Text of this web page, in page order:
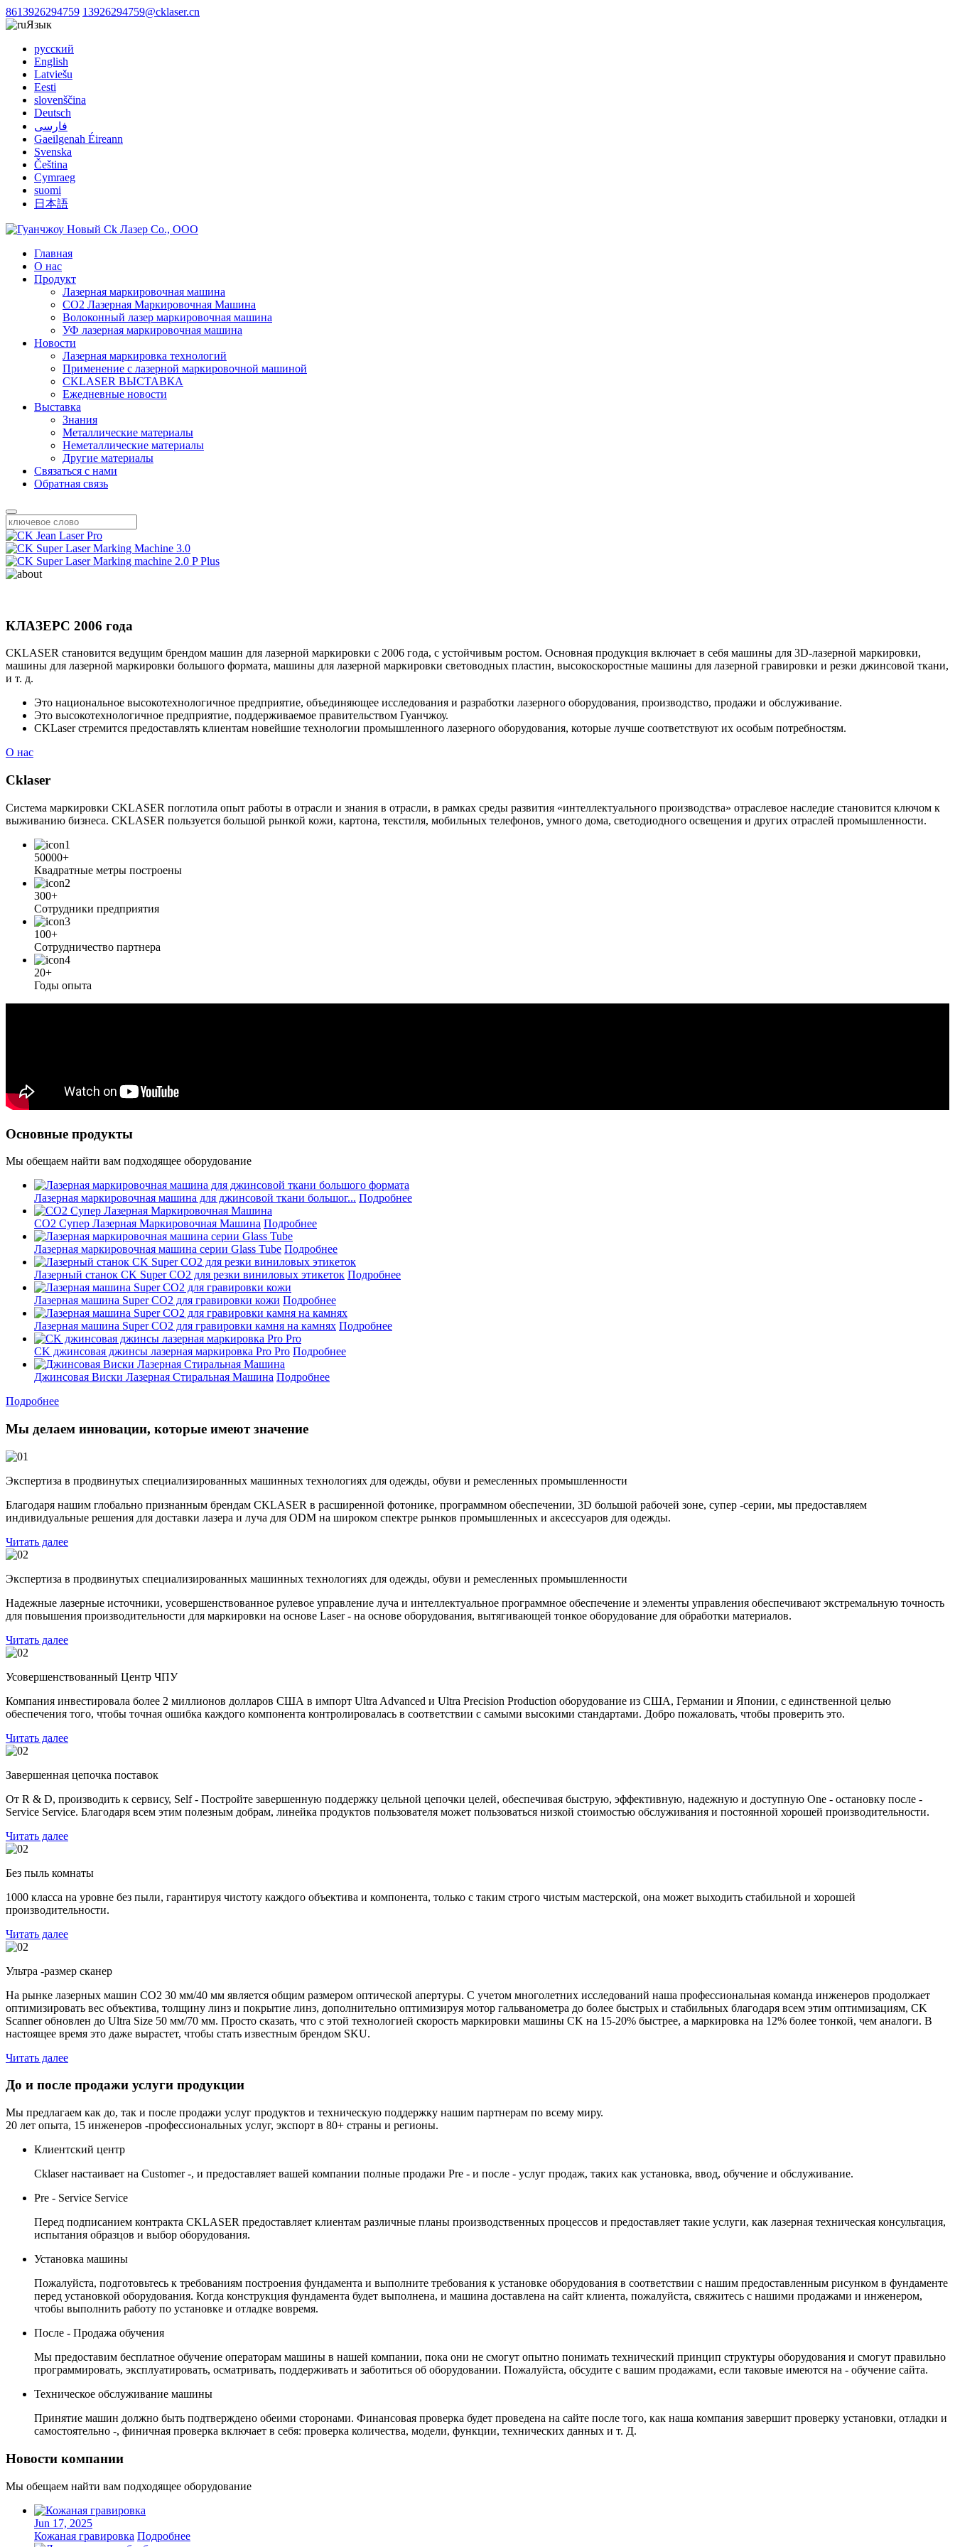
8613926294759 13926294759@cklaser.cn
Язык
русский
English
Latviešu
Eesti
slovenščina
Deutsch
فارسی
Gaeilgenah Éireann
Svenska
Čeština
Cymraeg
suomi
日本語
Главная
О нас
Продукт
Лазерная маркировочная машина
CO2 Лазерная Маркировочная Машина
Волоконный лазер маркировочная машина
УФ лазерная маркировочная машина
Новости
Лазерная маркировка технологий
Применение с лазерной маркировочной машиной
CKLASER ВЫСТАВКА
Ежедневные новости
Выставка
Знания
Металлические материалы
Неметаллические материалы
Другие материалы
Связаться с нами
Обратная связь
КЛАЗЕРС 2006 года
CKLASER становится ведущим брендом машин для лазерной маркировки с 2006 года, с устойчивым ростом. Основная продукция включает в себя машины для 3D-лазерной маркировки,
машины для лазерной маркировки большого формата, машины для лазерной маркировки световодных пластин, высокоскоростные машины для лазерной гравировки и резки джинсовой ткани,
и т. д.
Это национальное высокотехнологичное предприятие, объединяющее исследования и разработки лазерного оборудования, производство, продажи и обслуживание.
Это высокотехнологичное предприятие, поддерживаемое правительством Гуанчжоу.
CKLaser стремится предоставлять клиентам новейшие технологии промышленного лазерного оборудования, которые лучше соответствуют их особым потребностям.
О нас
Cklaser
Система маркировки CKLASER поглотила опыт работы в отрасли и знания в отрасли, в рамках среды развития «интеллектуального производства» отраслевое наследие становится ключом к
выживанию бизнеса. CKLASER пользуется большой рынкой кожи, картона, текстиля, мобильных телефонов, умного дома, светодиодного освещения и других отраслей промышленности.
50000+
Квадратные метры построены
300+
Сотрудники предприятия
100+
Сотрудничество партнера
20+
Годы опыта
Основные продукты
Мы обещаем найти вам подходящее оборудование
Лазерная маркировочная машина для джинсовой ткани большог... Подробнее
CO2 Супер Лазерная Маркировочная Машина Подробнее
Лазерная маркировочная машина серии Glass Tube Подробнее
Лазерный станок CK Super CO2 для резки виниловых этикеток Подробнее
Лазерная машина Super CO2 для гравировки кожи Подробнее
Лазерная машина Super CO2 для гравировки камня на камнях Подробнее
CK джинсовая джинсы лазерная маркировка Pro Pro Подробнее
Джинсовая Виски Лазерная Стиральная Машина Подробнее
Подробнее
Мы делаем инновации, которые имеют значение
Экспертиза в продвинутых специализированных машинных технологиях для одежды, обуви и ремесленных промышленности
Благодаря нашим глобально признанным брендам CKLASER в расширенной фотонике, программном обеспечении, 3D большой рабочей зоне, супер -серии, мы предоставляем
индивидуальные решения для доставки лазера и луча для ODM на широком спектре рынков промышленных и аксессуаров для одежды.
Читать далее
Экспертиза в продвинутых специализированных машинных технологиях для одежды, обуви и ремесленных промышленности
Надежные лазерные источники, усовершенствованное рулевое управление луча и интеллектуальное программное обеспечение и элементы управления обеспечивают экстремальную точность
для повышения производительности для маркировки на основе Laser - на основе оборудования, вытягивающей тонкое оборудование для обработки материалов.
Читать далее
Усовершенствованный Центр ЧПУ
Компания инвестировала более 2 миллионов долларов США в импорт Ultra Advanced и Ultra Precision Production оборудование из США, Германии и Японии, с единственной целью
обеспечения того, чтобы точная ошибка каждого компонента контролировалась в соответствии с самыми высокими стандартами. Добро пожаловать, чтобы проверить это.
Читать далее
Завершенная цепочка поставок
От R & D, производить к сервису, Self - Постройте завершенную поддержку цельной цепочки целей, обеспечивая быструю, эффективную, надежную и доступную One - остановку после -
Service Service. Благодаря всем этим полезным добрам, линейка продуктов пользователя может пользоваться низкой стоимостью обслуживания и постоянной хорошей производительности.
Читать далее
Без пыль комнаты
1000 класса на уровне без пыли, гарантируя чистоту каждого объектива и компонента, только с таким строго чистым мастерской, она может выходить стабильной и хорошей
производительности.
Читать далее
Ультра -размер сканер
На рынке лазерных машин CO2 30 мм/40 мм является общим размером оптической апертуры. С учетом многолетних исследований наша профессиональная команда инженеров продолжает
оптимизировать вес объектива, толщину линз и покрытие линз, дополнительно оптимизируя мотор гальванометра до более быстрых и стабильных благодаря всем этим оптимизациям, CK
Scanner обновлен до Ultra Size 50 мм/70 мм. Просто сказать, что с этой технологией скорость маркировки машины CK на 15-20% быстрее, а маркировка на 12% более тонкой, чем аналоги. В
настоящее время это даже вырастет, чтобы стать известным брендом SKU.
Читать далее
До и после продажи услуги продукции
Мы предлагаем как до, так и после продажи услуг продуктов и техническую поддержку нашим партнерам по всему миру.
20 лет опыта, 15 инженеров -профессиональных услуг, экспорт в 80+ страны и регионы.
Клиентский центр
Cklaser настаивает на Customer -, и предоставляет вашей компании полные продажи Pre - и после - услуг продаж, таких как установка, ввод, обучение и обслуживание.
Pre - Service Service
Перед подписанием контракта CKLASER предоставляет клиентам различные планы производственных процессов и предоставляет такие услуги, как лазерная техническая консультация,
испытания образцов и выбор оборудования.
Установка машины
Пожалуйста, подготовьтесь к требованиям построения фундамента и выполните требования к установке оборудования в соответствии с нашим предоставленным рисунком в фундаменте
перед установкой оборудования. Когда конструкция фундамента будет выполнена, и машина доставлена ​​на сайт клиента, пожалуйста, свяжитесь с нашими продажами и инженером,
чтобы выполнить работу по установке и отладке вовремя.
После - Продажа обучения
Мы предоставим бесплатное обучение операторам машины в нашей компании, пока они не смогут опытно понимать технический принцип структуры оборудования и смогут правильно
программировать, эксплуатировать, осматривать, поддерживать и заботиться об оборудовании. Пожалуйста, обсудите с вашим продажами, если таковые имеются на - обучение сайта.
Техническое обслуживание машины
Принятие машин должно быть подтверждено обеими сторонами. Финансовая проверка будет проведена на сайте после того, как наша компания завершит проверку установки, отладки и
самостоятельно -, финичная проверка включает в себя: проверка количества, модели, функции, технических данных и т. Д.
Новости компании
Мы обещаем найти вам подходящее оборудование
Jun 17, 2025
Кожаная гравировка Подробнее